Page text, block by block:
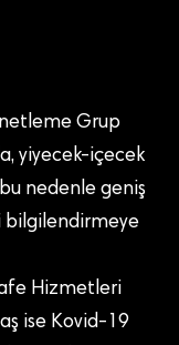
Grup
yiyecek-içecek
nedenle geniş
bilgilendirmeye
Hizmetleri
ise Kovid-19